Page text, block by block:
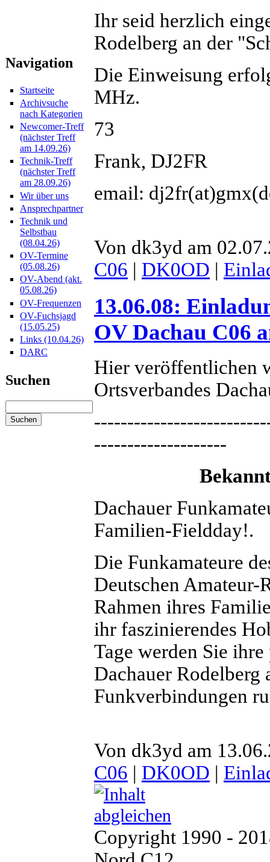
Navigation
Startseite
Archivsuche
nach Kategorien
Newcomer-Treff
(nächster Treff
am 14.09.26)
Technik-Treff
(nächster Treff
am 28.09.26)
Wir über uns
Ansprechpartner
Technik und
Selbstbau
(08.04.26)
OV-Termine
(05.08.26)
OV-Abend (akt.
05.08.26)
OV-Frequenzen
OV-Fuchsjagd
(15.05.25)
Links (10.04.26)
DARC
Suchen
Ihr seid herzlich
Rodelberg an der
Die Einweisung
MHz.
73
Frank, DJ2FR
email:
Von dk3yd am
C06 | DK0OD |
13.06.08:
OV Dachau C06
Hier veröffentlichen
Ortsverbandes
--------------------
Dachauer
Familien-Fieldday!.
Die Funkamateure
Deutschen Amateur-
Rahmen ihres
ihr faszinierendes
Tage werden Sie
Dachauer Rodelberg
Funkverbindungen
Von dk3yd am
C06 | DK0OD |
Copyright 1990 -